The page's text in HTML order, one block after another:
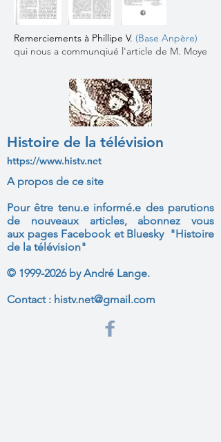
Remerciements à Phillipe V. (Base Anpère)
qui nous a communqiué l'article de M. Moye
Histoire de la télévision
https://www.histv.net
A propos de ce site
Pour être tenu.e informé.e des parutions
de nouveaux articles, abonnez vous
aux pages Facebook et Bluesky "Histoire
de la télévision"
© 1999-2026by André Lange.
Contact : histv.net@gmail.com